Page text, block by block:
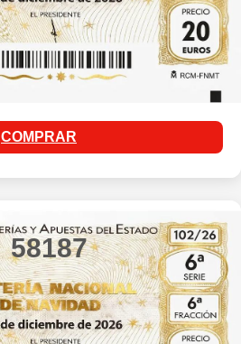
COMPRAR
58187